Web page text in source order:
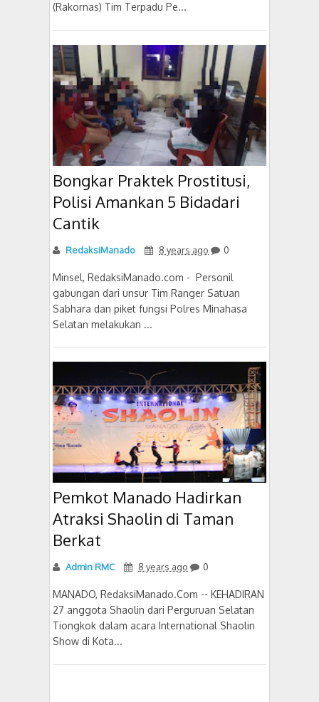
(Rakornas) Tim Terpadu Pe...
Bongkar Praktek Prostitusi,
Polisi Amankan 5 Bidadari
Cantik
RedaksiManado 8 years ago 0
Minsel, RedaksiManado.com - Personil
gabungan dari unsur Tim Ranger Satuan
Sabhara dan piket fungsi Polres Minahasa
Selatan melakukan ...
Pemkot Manado Hadirkan
Atraksi Shaolin di Taman
Berkat
Admin RMC 8 years ago 0
MANADO, RedaksiManado.Com -- KEHADIRAN
27 anggota Shaolin dari Perguruan Selatan
Tiongkok dalam acara International Shaolin
Show di Kota...